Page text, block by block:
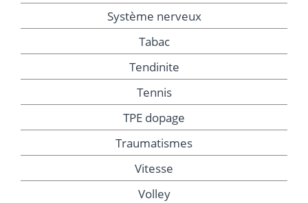
Système nerveux
Tabac
Tendinite
Tennis
TPE dopage
Traumatismes
Vitesse
Volley